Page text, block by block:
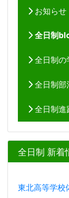
お知らせ
全日制
全日制の
全日制部
全日制進
全日制 新着
東北高等学校